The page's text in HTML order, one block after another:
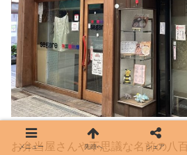
お弁当屋さんや不思議な名前の八
メニュー 先頭へ シェア